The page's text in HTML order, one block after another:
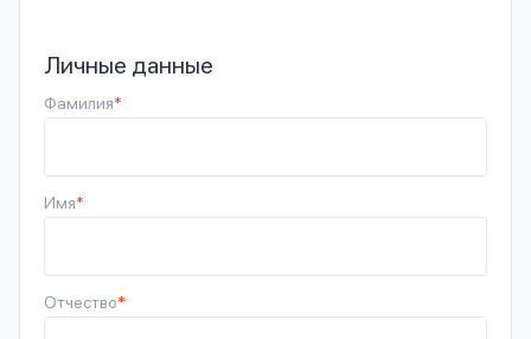
Личные данные
Фамилия*
Имя*
Отчество*